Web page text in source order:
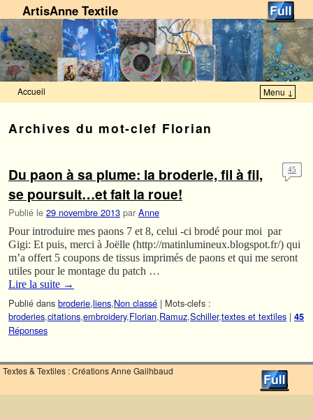
ArtisAnne Textile
Accueil Menu ↓
Archives du mot-clef Florian
Du paon à sa plume: la broderie, fil à fil,
se poursuit…et fait la roue!
Publié le 29 novembre 2013 par Anne
45
Pour introduire mes paons 7 et 8, celui -ci brodé pour moi par
Gigi: Et puis, merci à Joëlle (http://matinlumineux.blogspot.fr/) qui
m’a offert 5 coupons de tissus imprimés de paons et qui me seront
utiles pour le montage du patch …
Lire la suite →
Publié dans broderie,liens,Non classé | Mots-clefs :
broderies,citations,embroidery,Florian,Ramuz,Schiller,textes et textiles | 45
Réponses
Textes & Textiles : Créations Anne Gailhbaud